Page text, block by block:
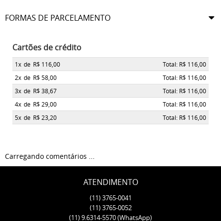
FORMAS DE PARCELAMENTO
Cartões de crédito
1x de R$ 116,00
Total: R$ 116,00
2x de R$ 58,00
Total: R$ 116,00
3x de R$ 38,67
Total: R$ 116,00
4x de R$ 29,00
Total: R$ 116,00
5x de R$ 23,20 Total: R$ 116,00
Carregando comentários ...
ATENDIMENTO
(11)3765-0041
(11)3765-0052
(11)9.6314-5570(WhatsApp)